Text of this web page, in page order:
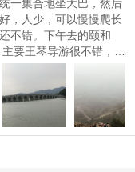
一集合地坐大巴，然后
，人少，可以慢慢爬长
不错。下午去的颐和
要王琴导游很不错，-
轶事，长了见识~真心